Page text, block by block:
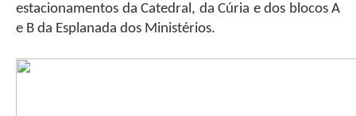
estacionamentos da Catedral, da Cúria e dos blocos A
e B da Esplanada dos Ministérios.